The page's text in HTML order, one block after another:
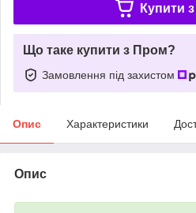
Купити з
Що таке купити з Пром?
Замовлення під захистом
Опис Характеристики
Опис